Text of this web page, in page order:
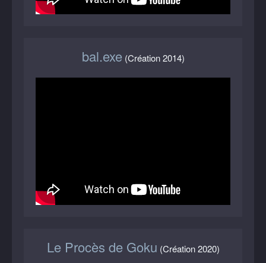
bal.exe(Création 2014)
Le Procès de Goku (Création 2020)